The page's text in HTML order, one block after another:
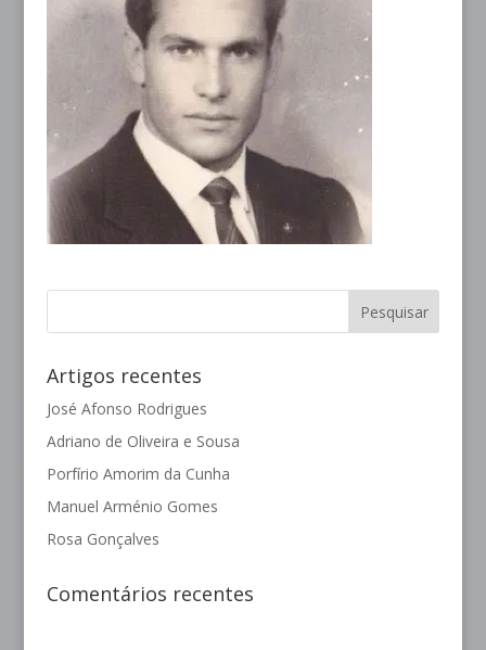
Artigos recentes
José Afonso Rodrigues
Adriano de Oliveira e Sousa
Porfírio Amorim da Cunha
Manuel Arménio Gomes
Rosa Gonçalves
Comentários recentes